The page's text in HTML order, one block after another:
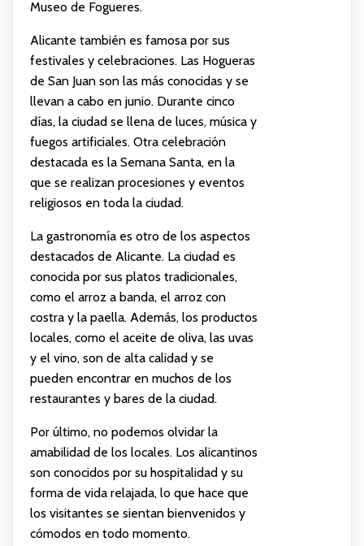
Museo de Fogueres.
Alicante también es famosa por sus
festivales y celebraciones. Las Hogueras
de San Juan son las más conocidas y se
llevan a cabo en junio. Durante cinco
días, la ciudad se llena de luces, música y
fuegos artificiales. Otra celebración
destacada es la Semana Santa, en la
que se realizan procesiones y eventos
religiosos en toda la ciudad.
La gastronomía es otro de los aspectos
destacados de Alicante. La ciudad es
conocida por sus platos tradicionales,
como el arroz a banda, el arroz con
costra y la paella. Además, los productos
locales, como el aceite de oliva, las uvas
y el vino, son de alta calidad y se
pueden encontrar en muchos de los
restaurantes y bares de la ciudad.
Por último, no podemos olvidar la
amabilidad de los locales. Los alicantinos
son conocidos por su hospitalidad y su
forma de vida relajada, lo que hace que
los visitantes se sientan bienvenidos y
cómodos en todo momento.